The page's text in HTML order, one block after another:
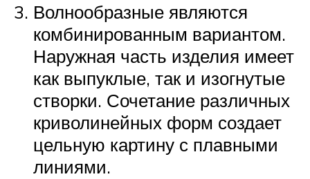
Волнообразные являются
комбинированным вариантом.
Наружная часть изделия имеет
как выпуклые, так и изогнутые
створки. Сочетание различных
криволинейных форм создает
цельную картину с плавными
линиями.